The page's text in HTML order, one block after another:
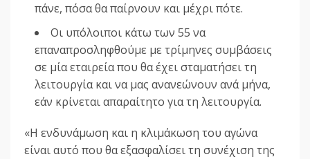
πάνε, πόσα θα παίρνουν και μέχρι πότε.
Οι υπόλοιποι κάτω των 55 να
επαναπροσληφθούμε με τρίμηνες συμβάσεις
σε μία εταιρεία που θα έχει σταματήσει τη
λειτουργία και να μας ανανεώνουν ανά μήνα,
εάν κρίνεται απαραίτητο για τη λειτουργία.
«Η ενδυνάμωση και η κλιμάκωση του αγώνα
είναι αυτό που θα εξασφαλίσει τη συνέχιση της